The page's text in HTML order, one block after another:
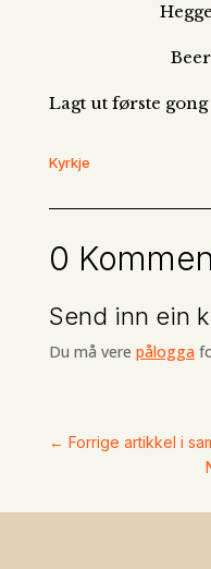
Beer
Lagt ut første
Kyrkje
0
Send inn ein
Du må vere pålogga
← Forrige artikkel i